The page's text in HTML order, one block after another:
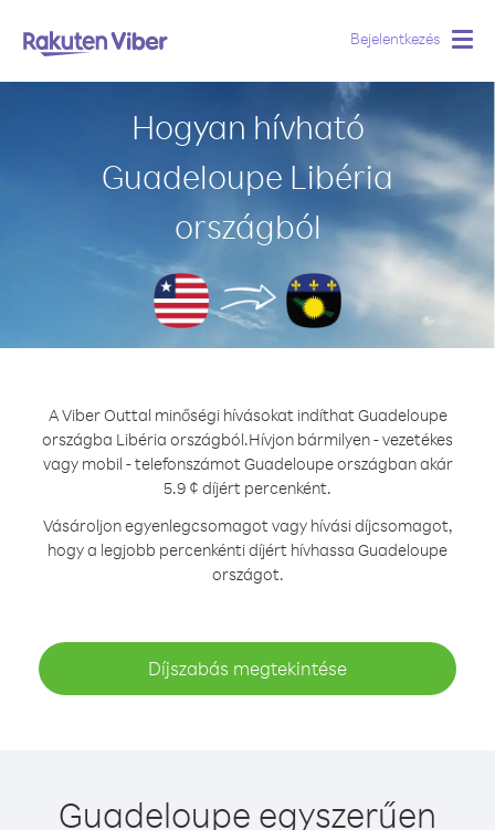
Bejelentkezés
Hogyan hívható
Guadeloupe Libéria
országból
A Viber Outtal minőségi hívásokat indíthat Guadeloupe
országba Libéria országból.Hívjon bármilyen - vezetékes
vagy mobil - telefonszámot Guadeloupe országban akár
5.9 ¢ díjért percenként.
Vásároljon egyenlegcsomagot vagy hívási díjcsomagot,
hogy a legjobb percenkénti díjért hívhassa Guadeloupe
országot.
Díjszabás megtekintése
Guadeloupe egyszerűen